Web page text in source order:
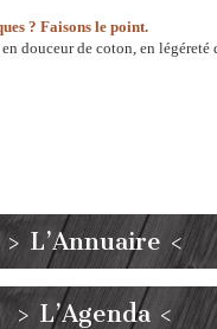
? Faisons le point.
en douceur de coton, en
> L’Annuaire <
> L’Agenda <